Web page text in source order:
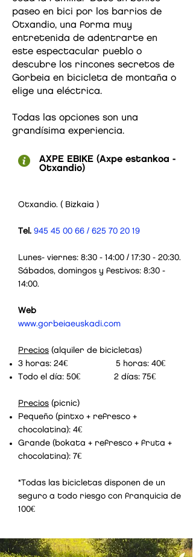
paseo en bici por los barrios de
Otxandio, una forma muy
entretenida de adentrarte en
este espectacular pueblo o
descubre los rincones secretos de
Gorbeia en bicicleta de montaña o
elige una eléctrica.
Todas las opciones son una
grandísima experiencia.
AXPE EBIKE (Axpe estankoa -
Otxandio)
Otxandio. ( Bizkaia )
Tel. 945 45 00 66 / 625 70 20 19
Lunes- viernes: 8:30 - 14:00 / 17:30 - 20:30.
Sábados, domingos y festivos: 8:30 -
14:00.
Web
www.gorbeiaeuskadi.com
Precios (alquiler de bicicletas)
3 horas: 24€ 5 horas: 40€
Todo el día: 50€ 2 días: 75€
Precios (picnic)
Pequeño (pintxo + refresco +
chocolatina): 4€
Grande (bokata + refresco + fruta +
chocolatina): 7€
*Todas las bicicletas disponen de un
seguro a todo riesgo con franquicia de
100€ ​